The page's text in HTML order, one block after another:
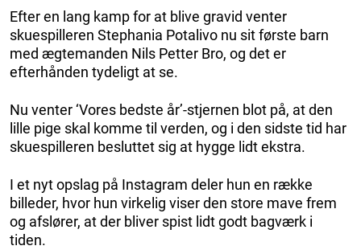
Efter en lang kamp for at blive gravid venter
skuespilleren Stephania Potalivo nu sit første barn
med ægtemanden Nils Petter Bro, og det er
efterhånden tydeligt at se.
Nu venter ‘Vores bedste år’-stjernen blot på, at den
lille pige skal komme til verden, og i den sidste tid har
skuespilleren besluttet sig at hygge lidt ekstra.
I et nyt opslag på Instagram deler hun en række
billeder, hvor hun virkelig viser den store mave frem
og afslører, at der bliver spist lidt godt bagværk i
tiden.